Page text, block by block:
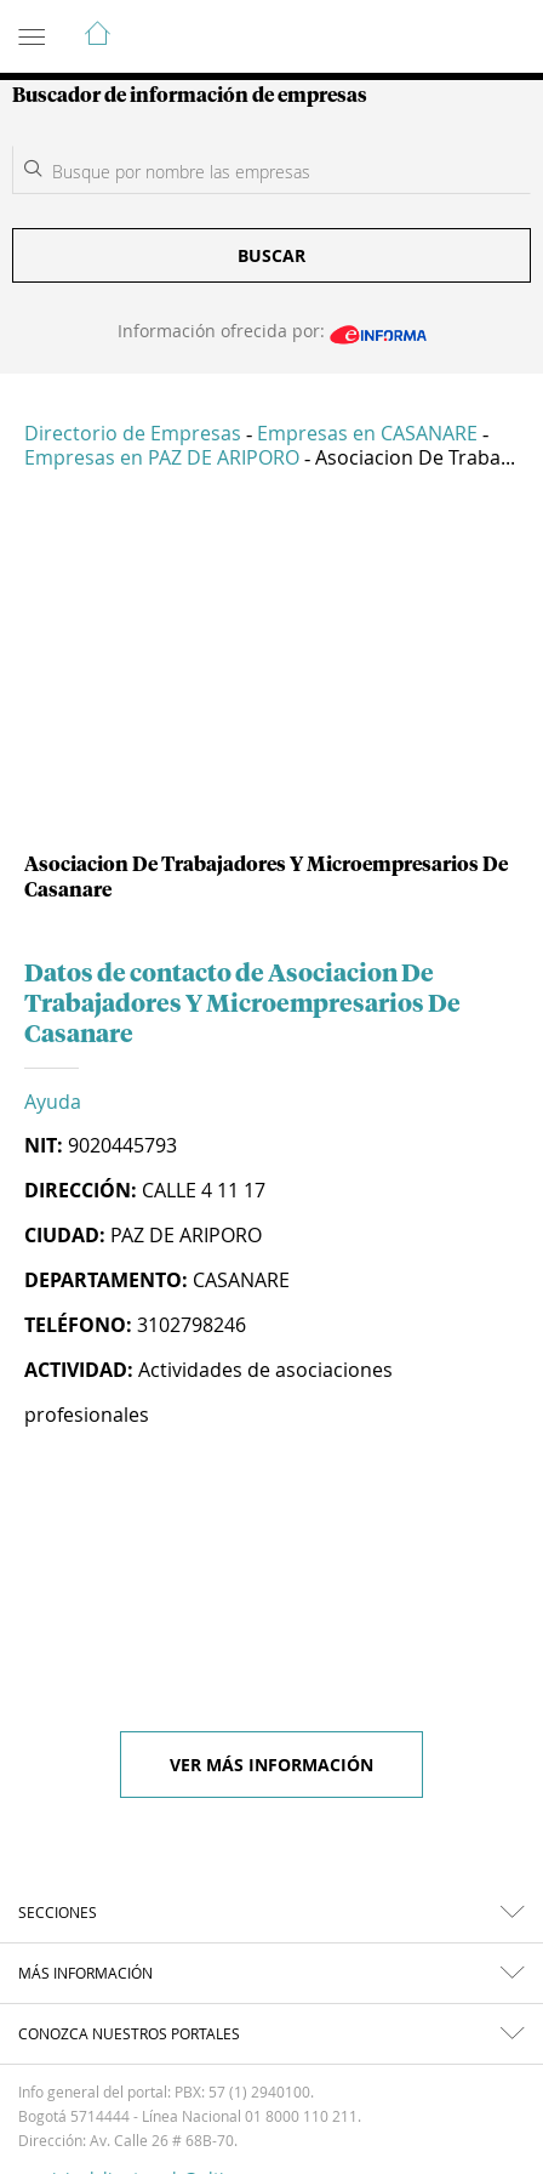
Guía de Empresas Colombianas
Buscador de información de empresas
BUSCAR
Información ofrecida por:
Directorio de Empresas - Empresas en CASANARE -
Empresas en PAZ DE ARIPORO - Asociacion De Traba...
Asociacion De Trabajadores Y Microempresarios De
Casanare
Datos de contacto de Asociacion De
Trabajadores Y Microempresarios De
Casanare
Ayuda
NIT: 9020445793
DIRECCIÓN: CALLE 4 11 17
CIUDAD: PAZ DE ARIPORO
DEPARTAMENTO: CASANARE
TELÉFONO: 3102798246
ACTIVIDAD: Actividades de asociaciones
profesionales
VER MÁS INFORMACIÓN
SECCIONES
MÁS INFORMACIÓN
CONOZCA NUESTROS PORTALES
Info general del portal: PBX: 57 (1) 2940100.
Bogotá 5714444 - Línea Nacional 01 8000 110 211.
Dirección: Av. Calle 26 # 68B-70.